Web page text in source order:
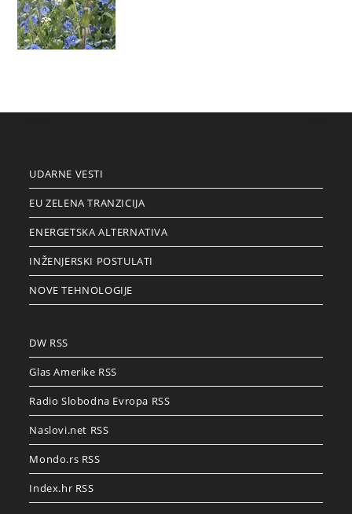
UDARNE VESTI
EU ZELENA TRANZICIJA
ENERGETSKA ALTERNATIVA
INŽENJERSKI POSTULATI
NOVE TEHNOLOGIJE
DW RSS
Glas Amerike RSS
Radio Slobodna Evropa RSS
Naslovi.net RSS
Mondo.rs RSS
Index.hr RSS